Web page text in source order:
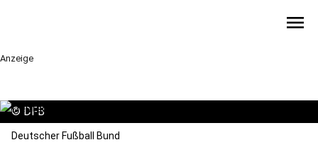
menu
Anzeige
© DFB
Deutscher Fußball Bund